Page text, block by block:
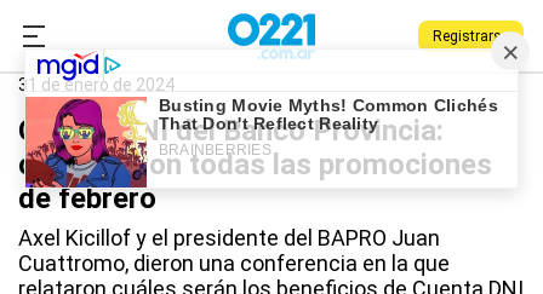
Registrarse
0221.com.ar
Cuenta DNI
31 de enero de 2024
Cuenta DNI del Banco Provincia:
confirmaron todas las promociones
de febrero
Axel Kicillof y el presidente del BAPRO Juan
Cuattromo, dieron una conferencia en la que
relataron cuáles serán los beneficios de Cuenta DNI